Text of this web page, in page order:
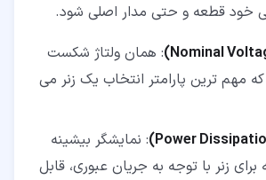
خود قطعه و حتی مدار اصلی شود.
: همان ولتاژ شکست
مهم ترین پارامتر انتخاب یک زنر می
: نمایشگر بیشینه
برای زنر با توجه به جریان عبوری، قابل